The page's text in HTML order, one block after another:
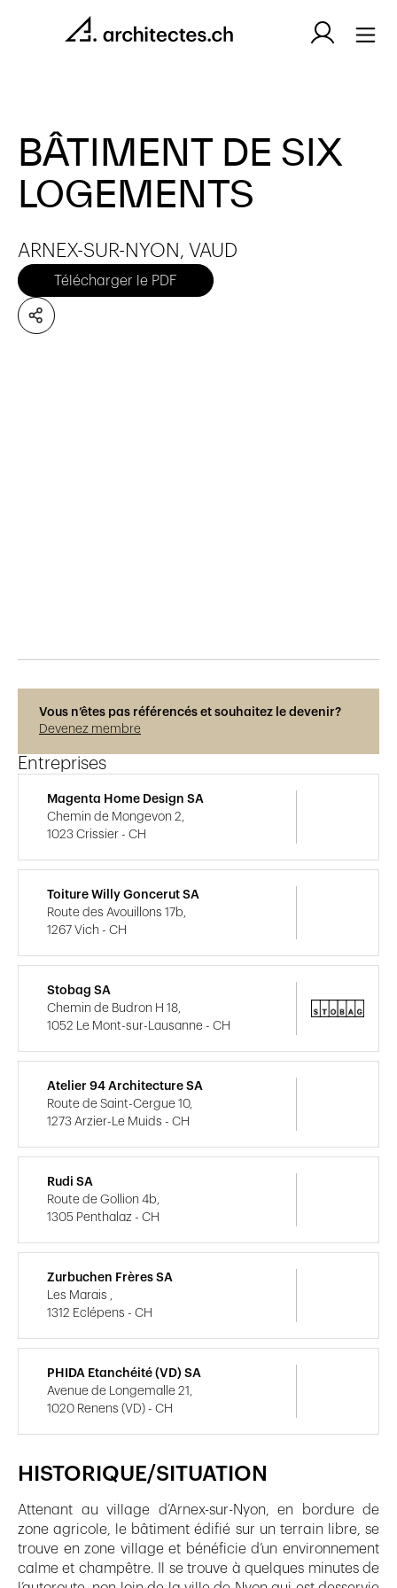
BÂTIMENT DE SIX
LOGEMENTS
ARNEX-SUR-NYON, VAUD
Télécharger le PDF
HISTORIQUE/SITUATION
Attenant au village d’Arnex-sur-Nyon, en bordure de
zone agricole, le bâtiment édifié sur un terrain libre, se
trouve en zone village et bénéficie d’un environnement
calme et champêtre. Il se trouve à quelques minutes de
Vous n’êtes pas référencés et souhaitez le devenir?
Devenez membre
Entreprises
Magenta Home Design SA
Chemin de Mongevon 2,
1023 Crissier - CH
Toiture Willy Goncerut SA
Route des Avouillons 17b,
1267 Vich - CH
Stobag SA
Chemin de Budron H 18,
1052 Le Mont-sur-Lausanne - CH
Atelier 94 Architecture SA
Route de Saint-Cergue 10,
1273 Arzier-Le Muids - CH
Rudi SA
Route de Gollion 4b,
1305 Penthalaz - CH
Zurbuchen Frères SA
Les Marais ,
1312 Eclépens - CH
PHIDA Etanchéité (VD) SA
Avenue de Longemalle 21,
1020 Renens (VD) - CH